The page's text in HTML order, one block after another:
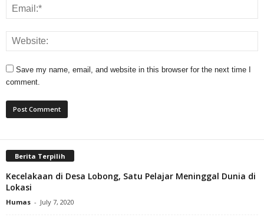
Save my name, email, and website in this browser for the next time I
comment.
Berita Terpilih
Kecelakaan di Desa Lobong, Satu Pelajar Meninggal Dunia di
Lokasi
Humas - July 7, 2020